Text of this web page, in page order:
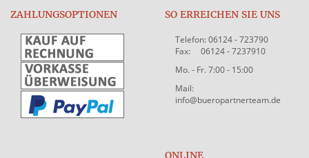
ZAHLUNGSOPTIONEN SO ERREICHEN SIE UNS
Telefon: 06124 - 723790
Fax: 06124 - 7237910
Mo. - Fr. 7:00 - 15:00
Mail:
info@bueropartnerteam.de
ONLINE